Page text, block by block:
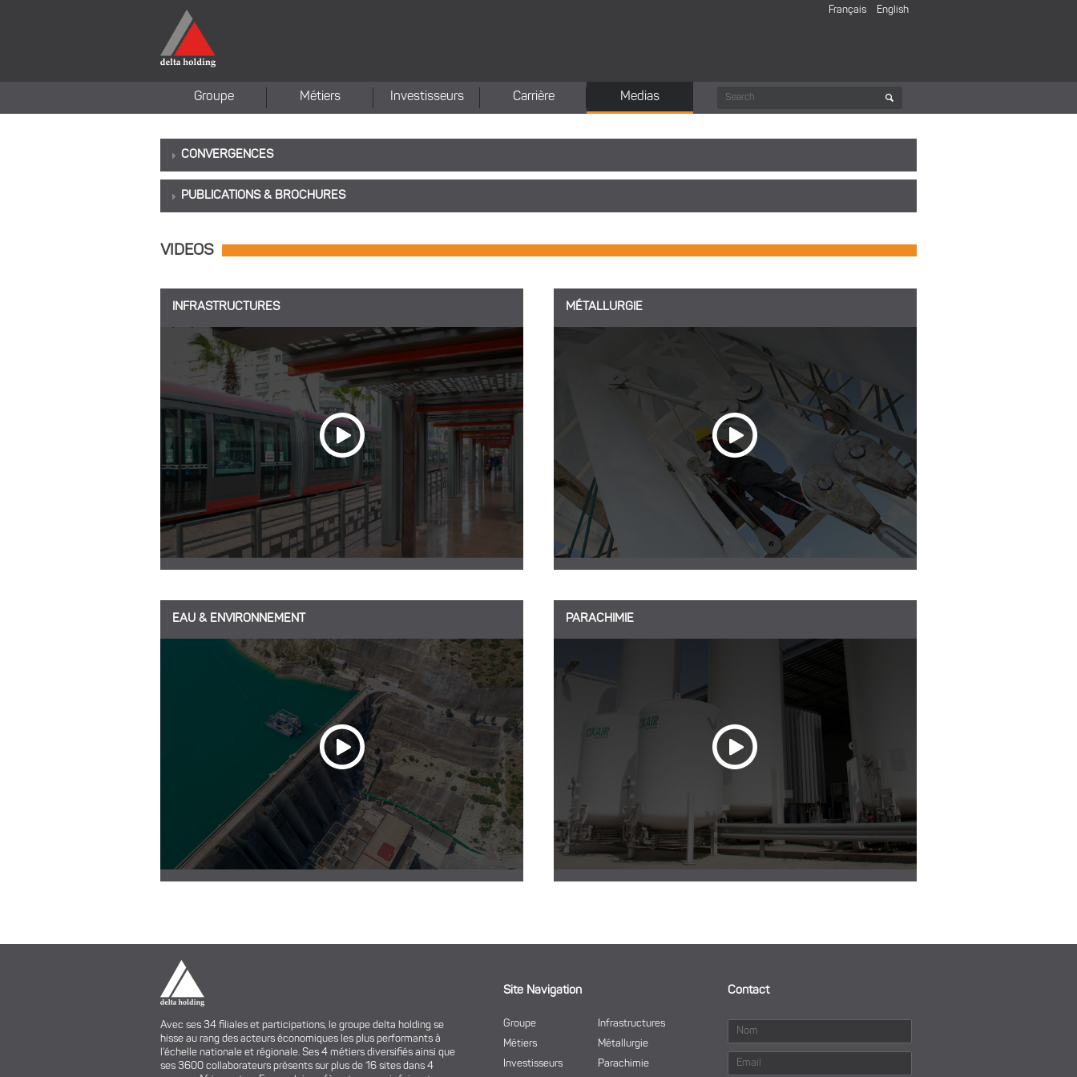
Français English
Groupe Métiers Investisseurs Carrière Medias
CONVERGENCES
PUBLICATIONS & BROCHURES
VIDEOS
INFRASTRUCTURES MÉTALLURGIE
EAU & ENVIRONNEMENT PARACHIMIE
Avec ses 34 filiales et participations, le groupe delta holding se
hisse au rang des acteurs économiques les plus performants à
l'échelle nationale et régionale. Ses 4 métiers diversifiés ainsi que
ses 3600 collaborateurs présents sur plus de 16 sites dans 4
Site Navigation
Groupe
Infrastructures
Métiers
Métallurgie
Investisseurs
Parachimie
Contact